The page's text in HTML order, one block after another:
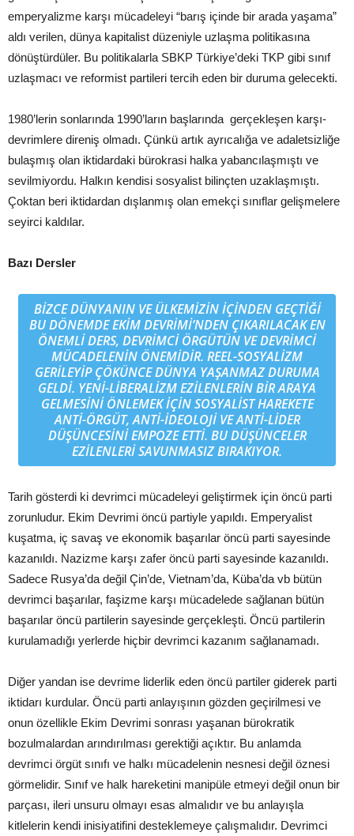
emperyalizme karşı mücadeleyi “barış içinde bir arada yaşama”
aldı verilen, dünya kapitalist düzeniyle uzlaşma politikasına
dönüştürdüler. Bu politikalarla SBKP Türkiye’deki TKP gibi sınıf
uzlaşmacı ve reformist partileri tercih eden bir duruma gelecekti.
1980’lerin sonlarında 1990’ların başlarında gerçekleşen karşı-
devrimlere direniş olmadı. Çünkü artık ayrıcalığa ve adaletsizliğe
bulaşmış olan iktidardaki bürokrasi halka yabancılaşmıştı ve
sevilmiyordu. Halkın kendisi sosyalist bilinçten uzaklaşmıştı.
Çoktan beri iktidardan dışlanmış olan emekçi sınıflar gelişmelere
seyirci kaldılar.
Bazı Dersler
BIZCE DÜNYANIN VE ÜLKEMIZIN IÇINDEN GEÇTIĞI
BU DÖNEMDE EKIM DEVRIMI’NDEN ÇIKARILACAK EN
ÖNEMLI DERS, DEVRIMCI ÖRGÜTÜN VE DEVRIMCI
MÜCADELENIN ÖNEMIDIR. REEL-SOSYALIZM
GERILEYIP ÇÖKÜNCE DÜNYA YAŞANMAZ DURUMA
GELDI. YENI-LIBERALIZM EZILENLERIN BIR ARAYA
GELMESINI ÖNLEMEK IÇIN SOSYALIST HAREKETE
ANTI-ÖRGÜT, ANTI-IDEOLOJI VE ANTI-LIDER
DÜŞÜNCESINI EMPOZE ETTI. BU DÜŞÜNCELER
EZILENLERI SAVUNMASIZ BIRAKIYOR.
Tarih gösterdi ki devrimci mücadeleyi geliştirmek için öncü parti
zorunludur. Ekim Devrimi öncü partiyle yapıldı. Emperyalist
kuşatma, iç savaş ve ekonomik başarılar öncü parti sayesinde
kazanıldı. Nazizme karşı zafer öncü parti sayesinde kazanıldı.
Sadece Rusya’da değil Çin’de, Vietnam’da, Küba’da vb bütün
devrimci başarılar, faşizme karşı mücadelede sağlanan bütün
başarılar öncü partilerin sayesinde gerçekleşti. Öncü partilerin
kurulamadığı yerlerde hiçbir devrimci kazanım sağlanamadı.
Diğer yandan ise devrime liderlik eden öncü partiler giderek parti
iktidarı kurdular. Öncü parti anlayışının gözden geçirilmesi ve
onun özellikle Ekim Devrimi sonrası yaşanan bürokratik
bozulmalardan arındırılması gerektiği açıktır. Bu anlamda
devrimci örgüt sınıfı ve halkı mücadelenin nesnesi değil öznesi
görmelidir. Sınıf ve halk hareketini manipüle etmeyi değil onun bir
parçası, ileri unsuru olmayı esas almalıdır ve bu anlayışla
kitlelerin kendi inisiyatifini desteklemeye çalışmalıdır. Devrimci